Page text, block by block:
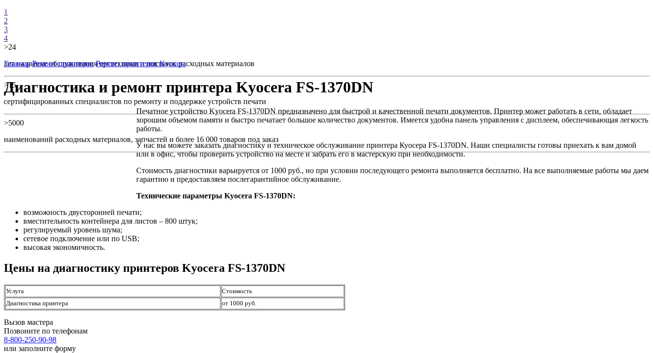
1
2
3
4
>24
лет на рынке обслуживания оргтехники и поставок расходных материалов
>15
сертифицированных специалистов по ремонту и поддержке устройств печати
>5000
наименований расходных материалов, запчастей и более 16 000 товаров под заказ
Главная Ремонт принтеров Ремонт принтеров Kyocera
Диагностика и ремонт принтера Kyocera FS-1370DN
Печатное устройство Kyocera FS-1370DN предназначено для быстрой и качественной печати документов. Принтер может работать в сети, обладает
хорошим объемом памяти и быстро печатает большое количество документов. Имеется удобна панель управления с дисплеем, обеспечивающая легкость
работы.
У нас вы можете заказать диагностику и техническое обслуживание принтера Куосера FS-1370DN. Наши специалисты готовы приехать к вам домой
или в офис, чтобы проверить устройство на месте и забрать его в мастерскую при необходимости.
Стоимость диагностики варьируется от 1000 руб., но при условии последующего ремонта выполняется бесплатно. На все выполняемые работы мы даем
гарантию и предоставляем послегарантийное обслуживание.
Технические параметры Kyocera FS-1370DN:
возможность двусторонней печати;
вместительность контейнера для листов – 800 штук;
регулируемый уровень шума;
сетевое подключение или по USB;
высокая экономичность.
Цены на диагностику принтеров Kyocera FS-1370DN
Услуга
Стоимость
Диагностика принтера
от 1000 руб.
Вызов мастера
Позвоните по телефонам
8-800-250-90-98
или заполните форму